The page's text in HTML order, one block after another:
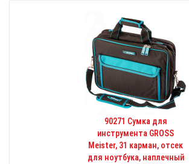
90271 Сумка для
инструмента GROSS
Meister, 31 карман, отсек
для ноутбука, наплечный